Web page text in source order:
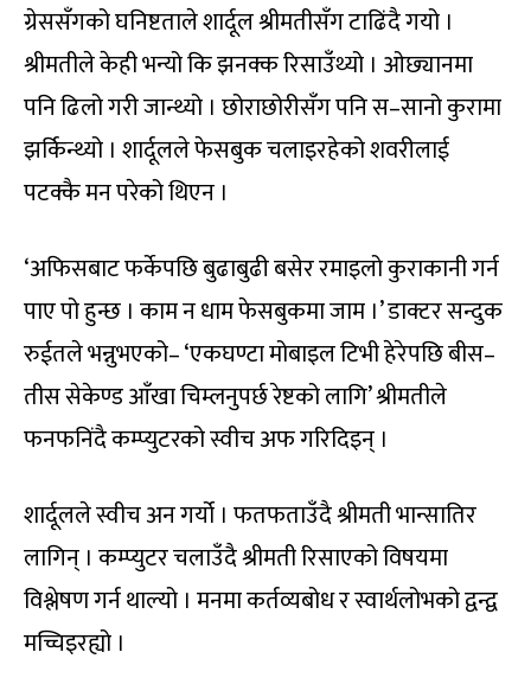
ग्रेससँगको घनिष्टताले शार्दूल श्रीमतीसँग टाढिंदै गयो ।
श्रीमतीले केही भन्यो कि झनक्क रिसाउँथ्यो । ओछ्यानमा
पनि ढिलो गरी जान्थ्यो । छोराछोरीसँग पनि स–सानो कुरामा
झर्किन्थ्यो । शार्दूलले फेसबुक चलाइरहेको शवरीलाई
पटक्कै मन परेको थिएन ।
‘अफिसबाट फर्केपछि बुढाबुढी बसेर रमाइलो कुराकानी गर्न
पाए पो हुन्छ । काम न धाम फेसबुकमा जाम ।’ डाक्टर सन्दुक
रुईतले भन्नुभएको– ‘एकघण्टा मोबाइल टिभी हेरेपछि बीस–
तीस सेकेण्ड आँखा चिम्लनुपर्छ रेष्टको लागि’ श्रीमतीले
फनफनिंदै कम्प्युटरको स्वीच अफ गरिदिइन् ।
शार्दूलले स्वीच अन गर्यो । फतफताउँदै श्रीमती भान्सातिर
लागिन् । कम्प्युटर चलाउँदै श्रीमती रिसाएको विषयमा
विश्लेषण गर्न थाल्यो । मनमा कर्तव्यबोध र स्वार्थलोभको द्वन्द्व
मच्चिइरह्यो ।